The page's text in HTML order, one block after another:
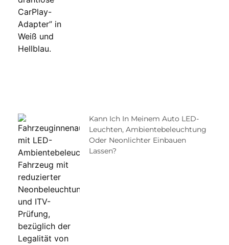
Kann Ich In Meinem Auto LED-
Leuchten, Ambientebeleuchtung
Oder Neonlichter Einbauen
Lassen?